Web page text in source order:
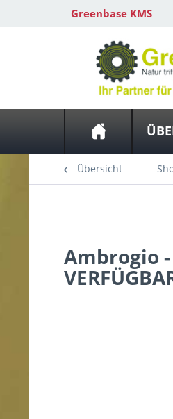
Greenbase KMS
Übersicht
Ambrogio -